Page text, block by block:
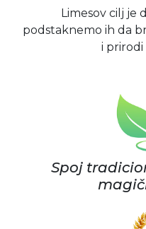
Limesov cilj je
podstaknemo ih da
i prirodi
Spoj